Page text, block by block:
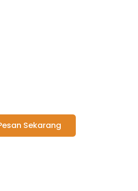
Sekarang